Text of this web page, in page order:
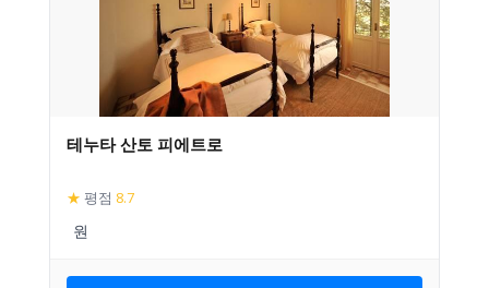
테누타 산토 피에트로
★ 평점 8.7